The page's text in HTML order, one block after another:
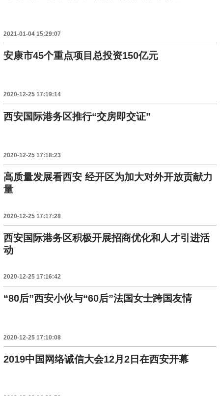
2021-01-04 15:29:07
安康市45个重点项目总投资150亿元
2020-12-25 17:19:14
西安国际港务区推行“交房即交证”
2020-12-25 17:18:23
高质量发展看西安 经开区为加大对外开放贡献力
量
2020-12-25 17:17:28
西安国际港务区积极开展招商优化和人才引进活
动
2020-12-25 17:16:42
“80后”西安小伙与“60后”法国女士跨国友情
2020-12-25 17:10:08
2019中国网络诚信大会12月2日在西安开幕